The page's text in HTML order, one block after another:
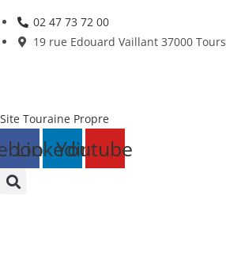
Skip
to
02 47 73 72 00
19 rue Edouard Vaillant 37000 Tours
Site Touraine Propre
LinkedinYoutube